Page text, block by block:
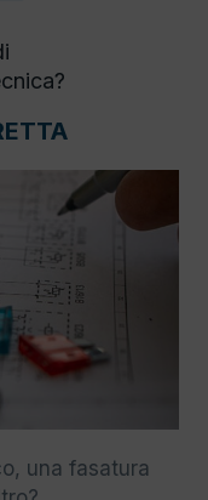
una fasatura